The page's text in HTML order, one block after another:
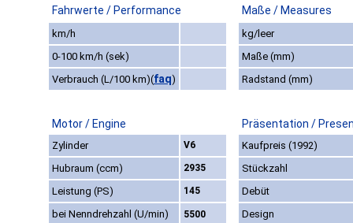
Fahrwerte / Performance Maße / Measures
km/h
kg/leer
0-100 km/h (sek)
Maße (mm)
Verbrauch (L/100 km)(faq) Radstand (mm)
Motor / Engine Präsentation /
Zylinder V6
Kaufpreis (1992)
Hubraum (ccm)
2935
Stückzahl
Leistung (PS)
145
Debüt
bei Nenndrehzahl (U/min)
5500 Design